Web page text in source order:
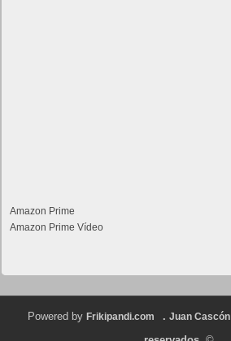
Amazon Prime
Amazon Prime Vídeo
Powered by Frikipandi.com . Juan Cascón